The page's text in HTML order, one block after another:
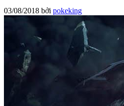
03/08/2018 bởi pokeking